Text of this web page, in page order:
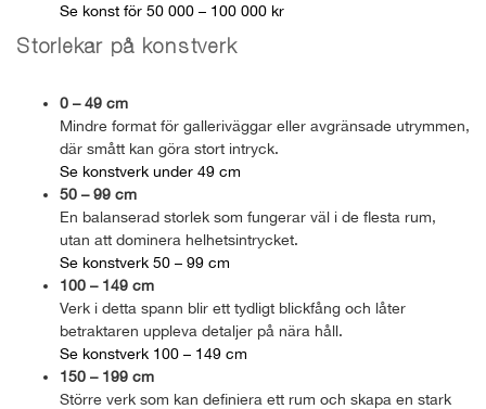
Se konst för 50 000 – 100 000 kr
Storlekar på konstverk
0 – 49 cm
Mindre format för galleriväggar eller avgränsade utrymmen,
där smått kan göra stort intryck.
Se konstverk under 49 cm
50 – 99 cm
En balanserad storlek som fungerar väl i de flesta rum,
utan att dominera helhetsintrycket.
Se konstverk 50 – 99 cm
100 – 149 cm
Verk i detta spann blir ett tydligt blickfång och låter
betraktaren uppleva detaljer på nära håll.
Se konstverk 100 – 149 cm
150 – 199 cm
Större verk som kan definiera ett rum och skapa en stark